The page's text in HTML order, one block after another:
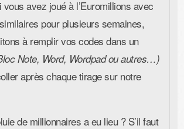
avez joué à l’Euromillions avec
pour plusieurs semaines,
à remplir vos codes dans un
Note, Word, Wordpad ou autres…)
après chaque tirage sur notre
de millionnaires a eu lieu ? S’il faut